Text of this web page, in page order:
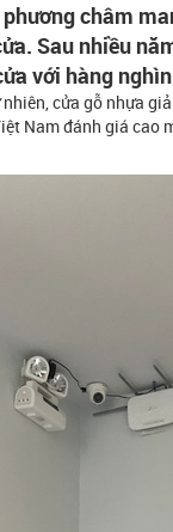
phương châm
Sau nhiều
với hàng
cửa gỗ nhựa
Nam đánh giá cao